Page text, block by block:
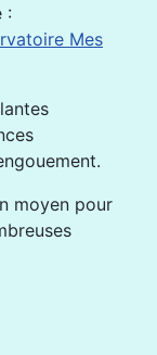
:
Mes
moyen pour